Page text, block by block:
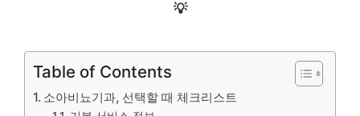
💡
Table of Contents
소아비뇨기과, 선택할 때 체크리스트